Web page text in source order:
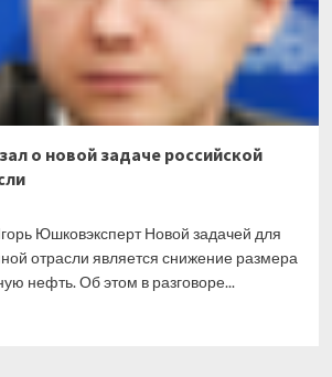
о новой задаче российской
Юшковэксперт Новой задачей для
отрасли является снижение размера
нефть. Об этом в разговоре...